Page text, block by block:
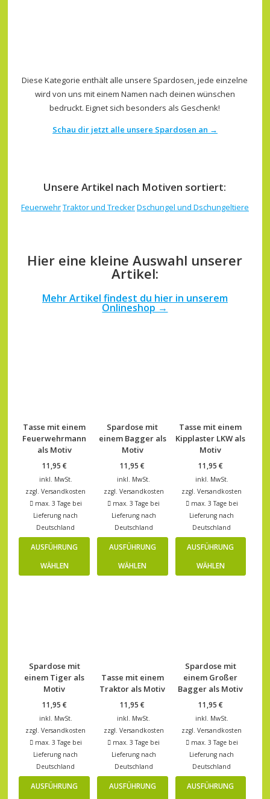
Diese Kategorie enthält alle unsere Spardosen, jede einzelne
wird von uns mit einem Namen nach deinen wünschen
bedruckt. Eignet sich besonders als Geschenk!
Schau dir jetzt alle unsere Spardosen an →
Unsere Artikel nach Motiven sortiert:
FeuerwehrTraktor und TreckerDschungel und Dschungeltiere
Hier eine kleine Auswahl unserer
Artikel:
Mehr Artikel findest du hier in unserem
Onlineshop →
Tasse mit einem
Feuerwehrmann
als Motiv
11,95 €
inkl. MwSt.
zzgl.Versandkosten
max. 3 Tage bei
Lieferung nach
Deutschland
AUSFÜHRUNG
WÄHLEN
Spardose mit
einem Bagger als
Motiv
11,95€
inkl. MwSt.
zzgl. Versandkosten
max. 3 Tage bei
Lieferung nach
Deutschland
AUSFÜHRUNG
WÄHLEN
Tasse mit einem
Kipplaster LKW als
Motiv
11,95 €
inkl. MwSt.
zzgl.Versandkosten
max. 3 Tage bei
Lieferung nach
Deutschland
AUSFÜHRUNG
WÄHLEN
Spardose mit
einem Tiger als
Motiv
11,95 €
inkl. MwSt.
zzgl.Versandkosten
max. 3 Tage bei
Lieferung nach
Deutschland
AUSFÜHRUNG
Tasse mit einem
Traktor als Motiv
11,95€
inkl. MwSt.
zzgl. Versandkosten
max. 3 Tage bei
Lieferung nach
Deutschland
AUSFÜHRUNG
Spardose mit
einem Großer
Bagger als Motiv
11,95 €
inkl. MwSt.
zzgl.Versandkosten
max. 3 Tage bei
Lieferung nach
Deutschland
AUSFÜHRUNG